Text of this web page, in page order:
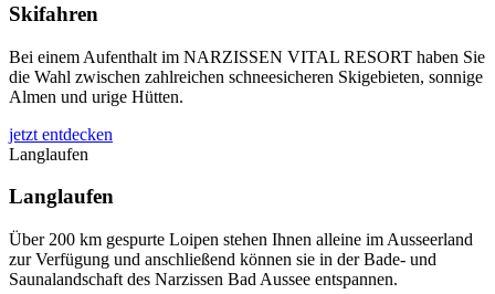
Skifahren
Bei einem Aufenthalt im NARZISSEN VITAL RESORT haben Sie
die Wahl zwischen zahlreichen schneesicheren Skigebieten, sonnige
Almen und urige Hütten.
jetzt entdecken
Langlaufen
Langlaufen
Über 200 km gespurte Loipen stehen Ihnen alleine im Ausseerland
zur Verfügung und anschließend können sie in der Bade- und
Saunalandschaft des Narzissen Bad Aussee entspannen.